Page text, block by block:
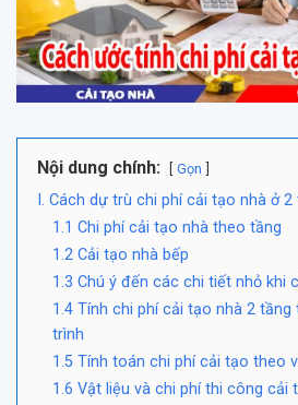
Nội dung chính: Gọn
I. Cách dự trù chi phí cải tạo nhà ở 2
1.1 Chi phí cải tạo nhà theo tầng
1.2 Cải tạo nhà bếp
1.3 Chú ý đến các chi tiết nhỏ khi
1.4 Tính chi phí cải tạo nhà 2
trình
1.5 Tính toán chi phí cải tạo theo
1.6 Vật liệu và chi phí thi công cải